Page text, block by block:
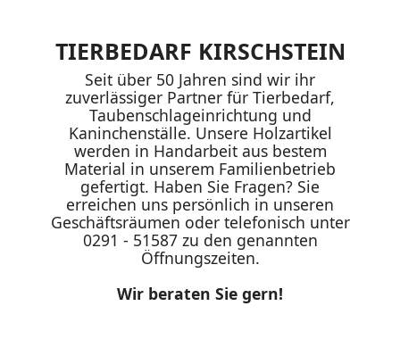
TIERBEDARF KIRSCHSTEIN
Seit über 50 Jahren sind wir ihr
zuverlässiger Partner für Tierbedarf,
Taubenschlageinrichtung und
Kaninchenställe. Unsere Holzartikel
werden in Handarbeit aus bestem
Material in unserem Familienbetrieb
gefertigt. Haben Sie Fragen? Sie
erreichen uns persönlich in unseren
Geschäftsräumen oder telefonisch unter
0291 - 51587 zu den genannten
Öffnungszeiten.
Wir beraten Sie gern!